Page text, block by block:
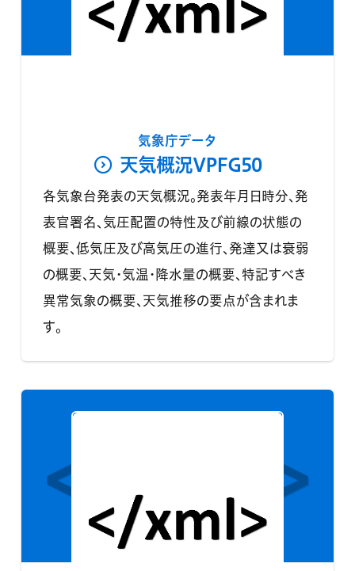
気象庁データ
天気概況VPFG50
各気象台発表の天気概況。発表年月日時分、発
表官署名、気圧配置の特性及び前線の状態の
概要、低気圧及び高気圧の進行、発達又は衰弱
の概要、天気・気温・降水量の概要、特記すべき
異常気象の概要、天気推移の要点が含まれま
す。